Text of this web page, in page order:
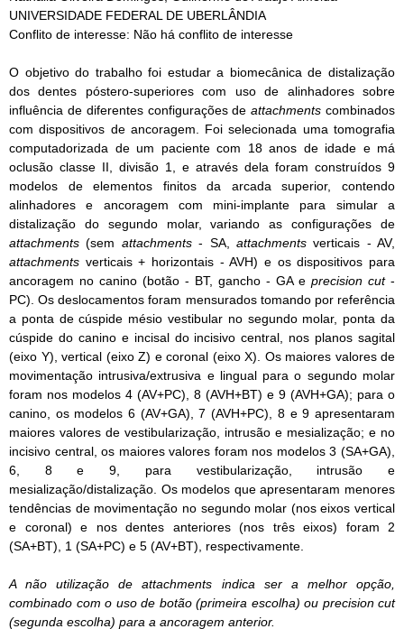
UNIVERSIDADE FEDERAL DE UBERLÂNDIA
Conflito de interesse: Não há conflito de interesse
O objetivo do trabalho foi estudar a biomecânica de distalização
dos dentes póstero-superiores com uso de alinhadores sobre
influência de diferentes configurações deattachments combinados
com dispositivos de ancoragem. Foi selecionada uma tomografia
computadorizada de um paciente com 18 anos de idade e má
oclusão classe II, divisão 1, e através dela foram construídos 9
modelos de elementos finitos da arcada superior, contendo
alinhadores e ancoragem com mini-implante para simular a
distalização do segundo molar, variando as configurações de
attachments(sem attachments- SA, attachmentsverticais - AV,
attachments verticais + horizontais - AVH) e os dispositivos para
ancoragem no canino (botão - BT, gancho - GA e precision cut-
PC). Os deslocamentos foram mensurados tomando por referência
a ponta de cúspide mésio vestibular no segundo molar, ponta da
cúspide do canino e incisal do incisivo central, nos planos sagital
(eixo Y), vertical (eixo Z) e coronal (eixo X). Os maiores valores de
movimentação intrusiva/extrusiva e lingual para o segundo molar
foram nos modelos 4 (AV+PC), 8 (AVH+BT) e 9 (AVH+GA); para o
canino, os modelos 6 (AV+GA), 7 (AVH+PC), 8 e 9 apresentaram
maiores valores de vestibularização, intrusão e mesialização; e no
incisivo central, os maiores valores foram nos modelos 3 (SA+GA),
6, 8 e 9, para vestibularização, intrusão e
mesialização/distalização. Os modelos que apresentaram menores
tendências de movimentação no segundo molar (nos eixos vertical
e coronal) e nos dentes anteriores (nos três eixos) foram 2
(SA+BT), 1 (SA+PC) e 5 (AV+BT), respectivamente.
A não utilização deattachments indica ser a melhor opção,
combinado com o uso de botão (primeira escolha) ou precision cut
(segunda escolha) para a ancoragem anterior.